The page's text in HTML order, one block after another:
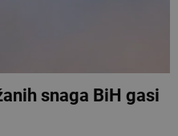
snaga BiH gasi